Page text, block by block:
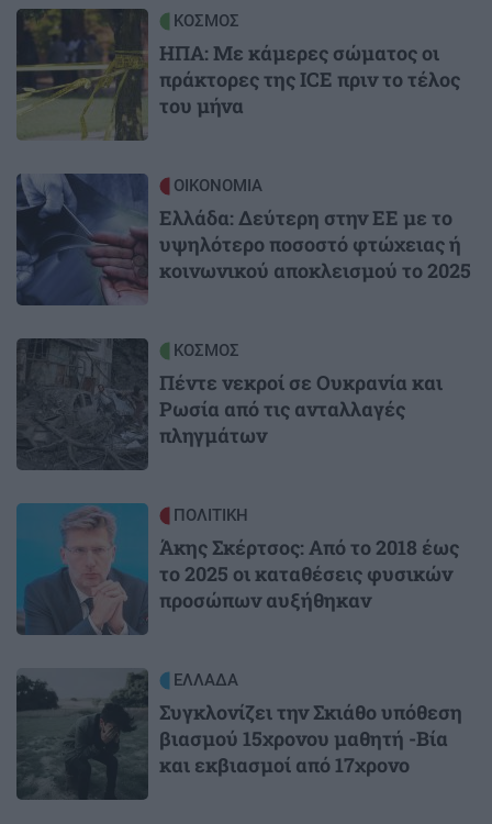
Image ΚΟΣΜΟΣ
ΗΠΑ: Με κάμερες σώματος οι
πράκτορες της ICE πριν το τέλος
του μήνα
Image ΟΙΚΟΝΟΜΙΑ
Ελλάδα: Δεύτερη στην ΕΕ με το
υψηλότερο ποσοστό φτώχειας ή
κοινωνικού αποκλεισμού το 2025
Image ΚΟΣΜΟΣ
Πέντε νεκροί σε Ουκρανία και
Ρωσία από τις ανταλλαγές
πληγμάτων
ΠΟΛΙΤΙΚΗ
Άκης Σκέρτσος: Από το 2018 έως
το 2025 οι καταθέσεις φυσικών
προσώπων αυξήθηκαν
Image ΕΛΛΑΔΑ
Συγκλονίζει την Σκιάθο υπόθεση
βιασμού 15χρονου μαθητή -Βία
και εκβιασμοί από 17χρονο